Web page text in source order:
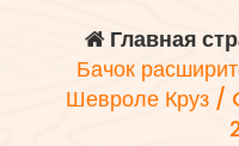
Главная
Бачок
Шевроле Круз